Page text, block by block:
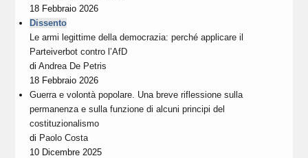
18 Febbraio 2026
Dissento
Le armi legittime della democrazia: perché applicare il
Parteiverbot contro l’AfD
diAndrea De Petris
18 Febbraio 2026
Guerra e volontà popolare. Una breve riflessione sulla
permanenza e sulla funzione di alcuni principi del
costituzionalismo
di Paolo Costa
10 Dicembre 2025